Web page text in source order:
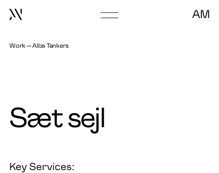
frontpage
AM
Work Alba Tankers
Sæt sejl
Key Services: